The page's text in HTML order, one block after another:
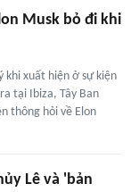
Musk bỏ đi khi
khi xuất hiện ở sự kiện
tại Ibiza, Tây Ban
thông hỏi về Elon
Lê và 'bản